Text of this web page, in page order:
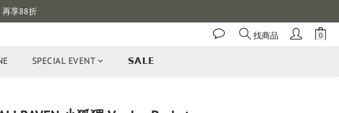
運享88折
找商品
SPECIAL EVENT 𝗦𝗔𝗟𝗘